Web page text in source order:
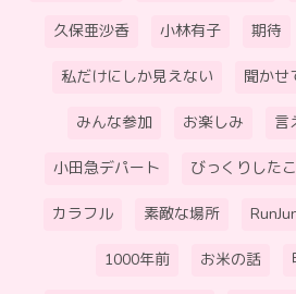
久保亜沙香 小林有子 期待
私だけにしか見えない 聞かせ
みんな参加 お楽しみ 言
小田急デパート びっくりした
カラフル 素敵な場所
1000年前 お米の話